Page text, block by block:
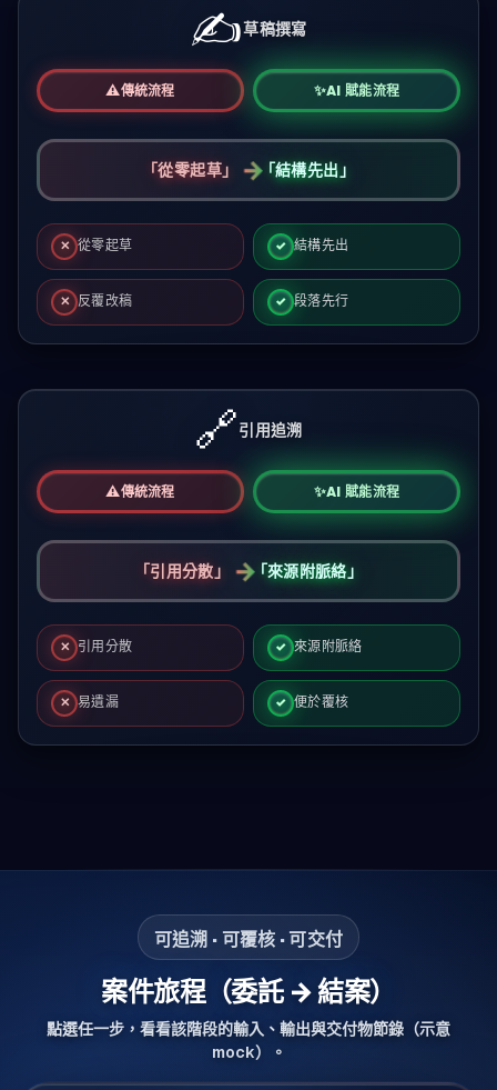
✍️草稿撰寫
⚠️傳統流程 ✨AI 賦能流程
「從零起草」 →「結構先出」
✕ 從零起草 ✓ 結構先出
✕ 反覆改稿 ✓ 段落先行
傳統：從零起草、反覆改稿，口徑與格式不易一致。AI：
🔗引用追溯
⚠️傳統流程 ✨AI 賦能流程
「引用分散 」 →「來源附脈絡」
✕ 引用分散 ✓ 來源附脈絡
✕ 易遺漏 ✓ 便於覆核
傳統：引用分散、易遺漏，覆核與交付難回查。AI：每段
可追溯 · 可覆核 · 可交付
案件旅程（委託 → 結案）
點選任一步，看看該階段的輸入、輸出與交付物節錄（示意
mock）。